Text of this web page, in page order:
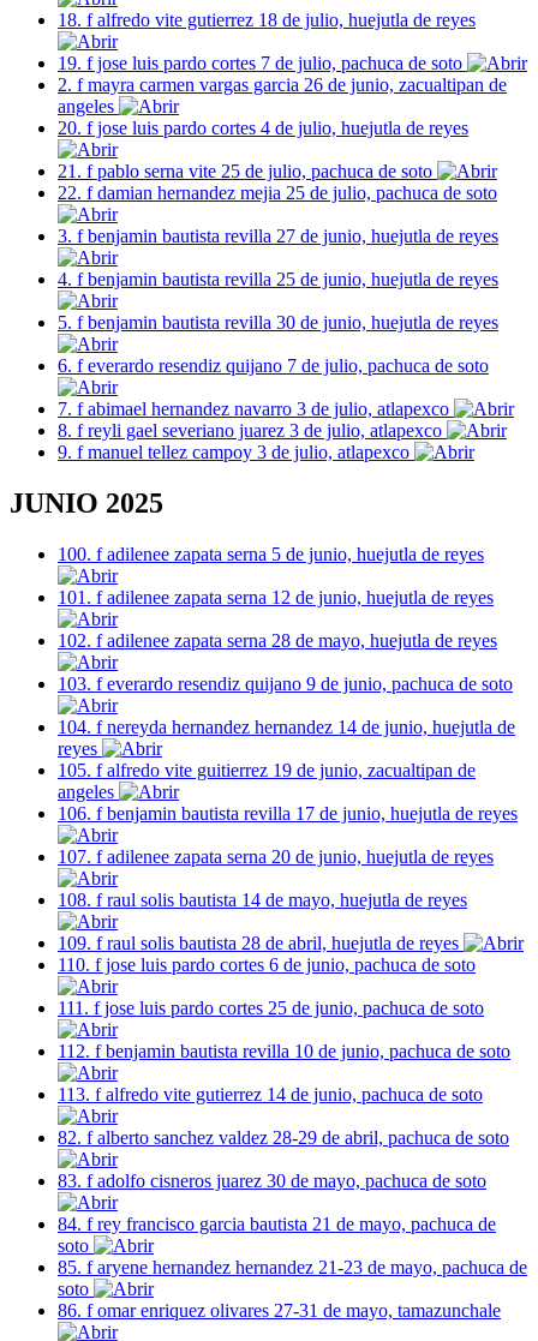
18. f alfredo vite gutierrez 18 de julio, huejutla de reyes
19. f jose luis pardo cortes 7 de julio, pachuca de soto
2. f mayra carmen vargas garcia 26 de junio, zacualtipan de
angeles
20. f jose luis pardo cortes 4 de julio, huejutla de reyes
21. f pablo serna vite 25 de julio, pachuca de soto
22. f damian hernandez mejia 25 de julio, pachuca de soto
3. f benjamin bautista revilla 27 de junio, huejutla de reyes
4. f benjamin bautista revilla 25 de junio, huejutla de reyes
5. f benjamin bautista revilla 30 de junio, huejutla de reyes
6. f everardo resendiz quijano 7 de julio, pachuca de soto
7. f abimael hernandez navarro 3 de julio, atlapexco
8. f reyli gael severiano juarez 3 de julio, atlapexco
9. f manuel tellez campoy 3 de julio, atlapexco
JUNIO 2025
100. f adilenee zapata serna 5 de junio, huejutla de reyes
101. f adilenee zapata serna 12 de junio, huejutla de reyes
102. f adilenee zapata serna 28 de mayo, huejutla de reyes
103. f everardo resendiz quijano 9 de junio, pachuca de soto
104. f nereyda hernandez hernandez 14 de junio, huejutla de
reyes
105. f alfredo vite guitierrez 19 de junio, zacualtipan de
angeles
106. f benjamin bautista revilla 17 de junio, huejutla de reyes
107. f adilenee zapata serna 20 de junio, huejutla de reyes
108. f raul solis bautista 14 de mayo, huejutla de reyes
109. f raul solis bautista 28 de abril, huejutla de reyes
110. f jose luis pardo cortes 6 de junio, pachuca de soto
111. f jose luis pardo cortes 25 de junio, pachuca de soto
112. f benjamin bautista revilla 10 de junio, pachuca de soto
113. f alfredo vite gutierrez 14 de junio, pachuca de soto
82. f alberto sanchez valdez 28-29 de abril, pachuca de soto
83. f adolfo cisneros juarez 30 de mayo, pachuca de soto
84. f rey francisco garcia bautista 21 de mayo, pachuca de
soto
85. f aryene hernandez hernandez 21-23 de mayo, pachuca de
soto
86. f omar enriquez olivares 27-31 de mayo, tamazunchale